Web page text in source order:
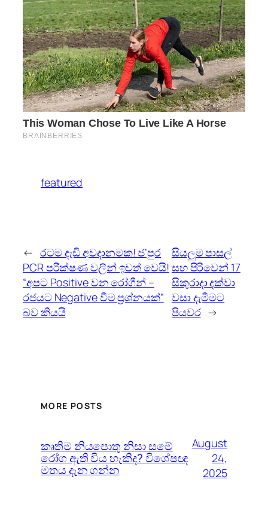
featured
← රටම දැඩි අවදානමක! ජ’පුර
PCR පරීක්ෂණ වලින් ඉවත් වෙයි!
“අපට Positive වන රෝගීන් –
රජයට Negative වීම ප්‍රශ්නයක්”
බව කියයි
සියලුම පාසල්
සහ පිරිවෙන් 17
සිකුරාදා දක්වා
වසා දැමීමට
පියවර →
MORE POSTS
කෘතිම නියපොතු නිසා සමේ
රෝග ඇති විය හැකිද? විශේෂඥ
මතය දැන ගන්න
August
24,
2025